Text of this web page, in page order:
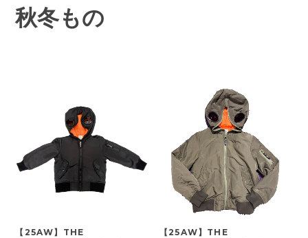
秋冬もの
【25AW】THE
【25AW】THE